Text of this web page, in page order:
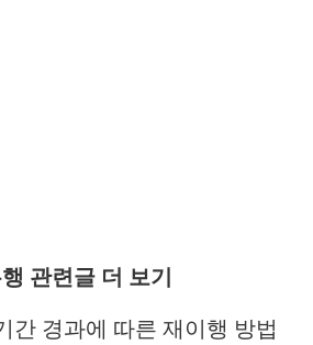
관련글 더 보기
간 경과에 따른 재이행 방법